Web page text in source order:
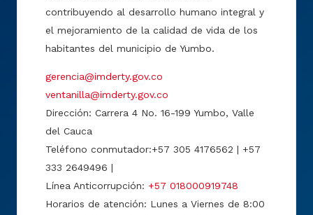
contribuyendo al desarrollo humano integral y
el mejoramiento de la calidad de vida de los
habitantes del municipio de Yumbo.
gerencia@imderty.gov.co
ventanilla@imderty.gov.co
Dirección: Carrera 4 No. 16-199 Yumbo, Valle
del Cauca
Teléfono conmutador:+57 305 4176562 | +57
333 2649496 |
Línea Anticorrupción: +57 018000919748
Horarios de atención: Lunes a Viernes de 8:00